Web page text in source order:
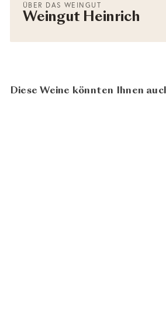
ÜBER DAS WEINGUT
Weingut Heinrich
Diese Weine könnten Ihnen